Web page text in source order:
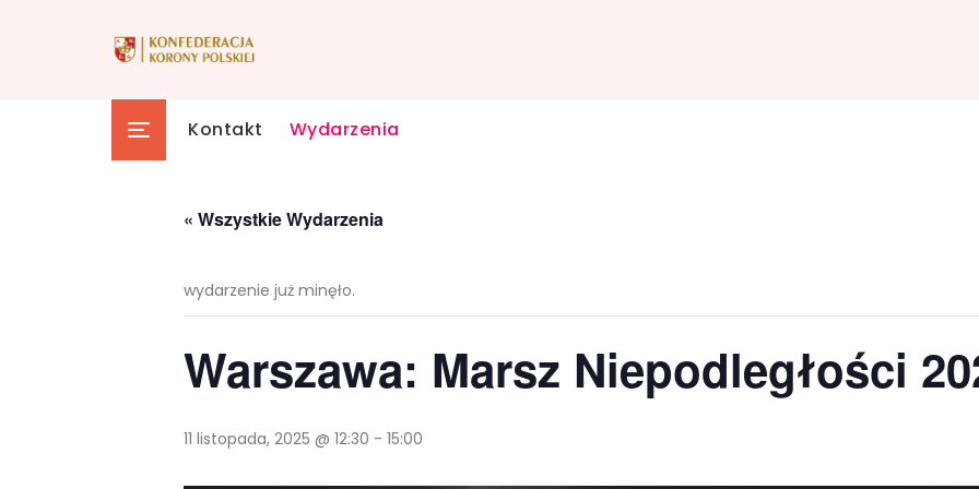
Kontakt Wydarzenia
« Wszystkie Wydarzenia
wydarzenie już minęło.
Warszawa: Marsz Niepodległości
11 listopada, 2025 @ 12:30 - 15:00